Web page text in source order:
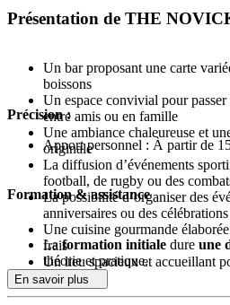
Présentation de THE
Un bar proposant une carte
boissons
Un espace convivial pour
entre amis ou en famille
Une ambiance chaleureuse et
originale
La diffusion d’événements
football, de rugby ou des
La possibilité d’organiser des
anniversaires ou des
Une cuisine gourmande
frais
Un lieu spacieux et accueillant
soirée devant un match de sport
Précision :
Apport personnel : À partir de
Formation & assistance
Laformation initiale dure une
théorie et pratique.
Le franchiseur accompagne
de l**’ouverture** de son
En savoir plus